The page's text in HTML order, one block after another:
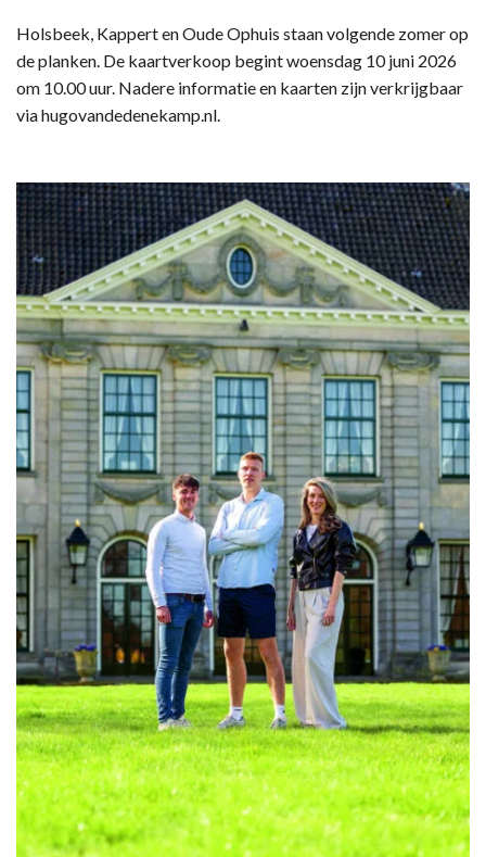
Holsbeek, Kappert en Oude Ophuis staan volgende zomer op
de planken. De kaartverkoop begint woensdag 10 juni 2026
om 10.00 uur. Nadere informatie en kaarten zijn verkrijgbaar
via hugovandedenekamp.nl.